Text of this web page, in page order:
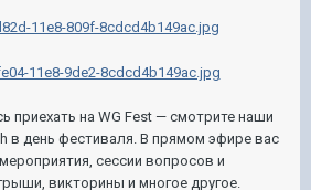
приехать на WG Fest — смотрите наши
в день фестиваля. В прямом эфире вас
сессии вопросов и
викторины и многое другое.